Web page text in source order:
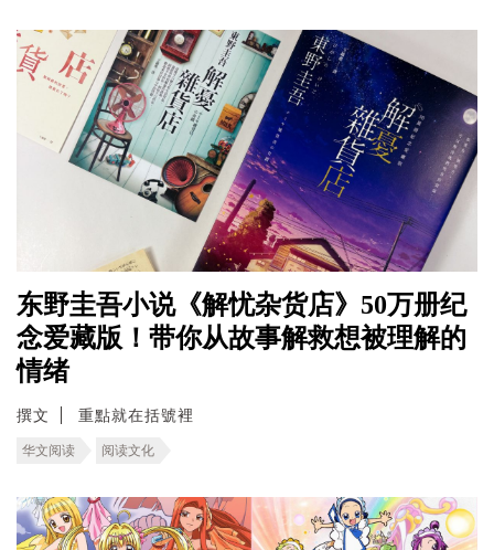
东野圭吾小说《解忧杂货店》50万册纪
念爱藏版！带你从故事解救想被理解的
情绪
撰文 重點就在括號裡
华文阅读 阅读文化